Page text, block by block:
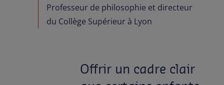
Professeur de philosophie et directeur
du Collège Supérieur à Lyon
Offrir un cadre clair